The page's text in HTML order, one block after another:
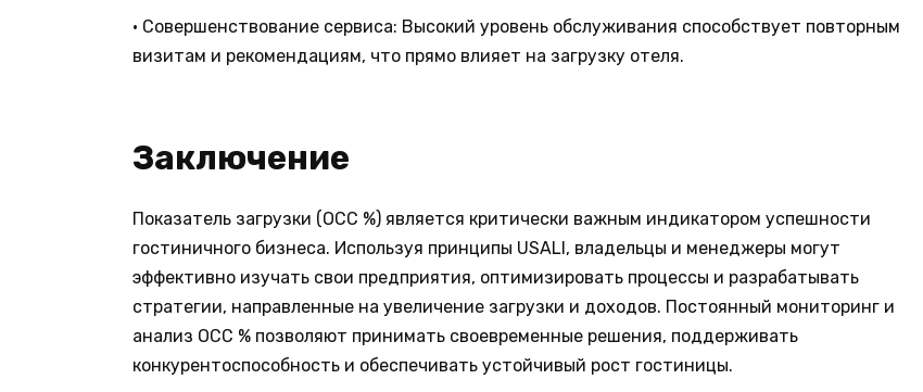
• Совершенствование сервиса: Высокий уровень обслуживания способствует повторным
визитам и рекомендациям, что прямо влияет на загрузку отеля.
Заключение
Показатель загрузки (OCC %) является критически важным индикатором успешности
гостиничного бизнеса. Используя принципы USALI, владельцы и менеджеры могут
эффективно изучать свои предприятия, оптимизировать процессы и разрабатывать
стратегии, направленные на увеличение загрузки и доходов. Постоянный мониторинг и
анализ OCC % позволяют принимать своевременные решения, поддерживать
конкурентоспособность и обеспечивать устойчивый рост гостиницы.